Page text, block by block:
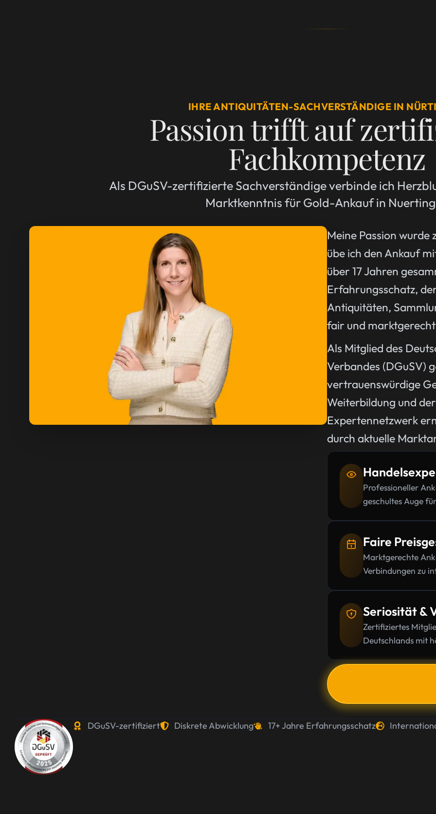
IHRE ANTIQUITÄTEN-SACHVERSTÄNDIGE IN
Passion trifft auf
Fachkompetenz
Als DGuSV-zertifizierte Sachverständige verbinde ich
Marktkenntnis für Gold-Ankauf in
Meine Passion wurde
übe ich den Ankauf
über 17 Jahren
Erfahrungsschatz,
Antiquitäten,
fair und
Als Mitglied des
Verbandes (DGuSV)
vertrauenswürdige
Weiterbildung und
Expertennetzwerk
durch aktuelle
Professioneller
geschultes Auge
Faire
Marktgerechte
Verbindungen zu
Seriosität &
Zertifiziertes
Deutschlands mit
DGuSV-zertifiziert Diskrete Abwicklung 17+ Jahre Erfahrungsschatz